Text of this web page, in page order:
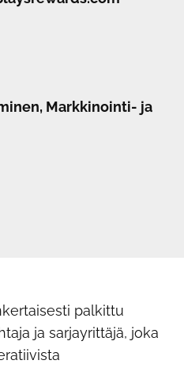
Markkinointi- ja
palkittu
ja sarjayrittäjä, joka